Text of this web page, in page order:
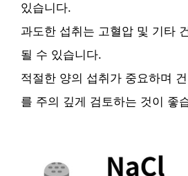
있습니다.
과도한 섭취는 고혈압 및 기타
될 수 있습니다.
적절한 양의 섭취가 중요하며
를 주의 깊게 검토하는 것이 좋